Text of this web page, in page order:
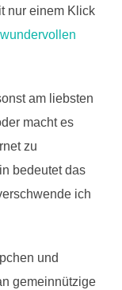
nur einem Klick
wundervollen
am liebsten
macht es
zu
bedeutet das
ich
und
gemeinnützige